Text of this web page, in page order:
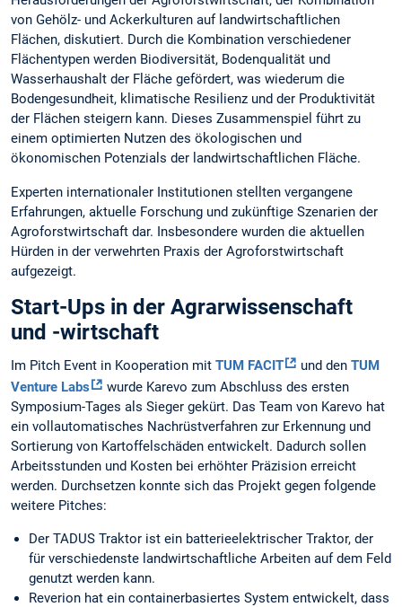
von Gehölz- und Ackerkulturen auf landwirtschaftlichen
Flächen, diskutiert. Durch die Kombination verschiedener
Flächentypen werden Biodiversität, Bodenqualität und
Wasserhaushalt der Fläche gefördert, was wiederum die
Bodengesundheit, klimatische Resilienz und der Produktivität
der Flächen steigern kann. Dieses Zusammenspiel führt zu
einem optimierten Nutzen des ökologischen und
ökonomischen Potenzials der landwirtschaftlichen Fläche.
Experten internationaler Institutionen stellten vergangene
Erfahrungen, aktuelle Forschung und zukünftige Szenarien der
Agroforstwirtschaft dar. Insbesondere wurden die aktuellen
Hürden in der verwehrten Praxis der Agroforstwirtschaft
aufgezeigt.
Start-Ups in der Agrarwissenschaft
und -wirtschaft
Im Pitch Event in Kooperation mit TUM FACIT und den TUM
Venture Labs
wurde Karevo zum Abschluss des ersten
Symposium-Tages als Sieger gekürt. Das Team von Karevo hat
ein vollautomatisches Nachrüstverfahren zur Erkennung und
Sortierung von Kartoffelschäden entwickelt. Dadurch sollen
Arbeitsstunden und Kosten bei erhöhter Präzision erreicht
werden. Durchsetzen konnte sich das Projekt gegen folgende
weitere Pitches:
Der TADUS Traktor ist ein batterieelektrischer Traktor, der
für verschiedenste landwirtschaftliche Arbeiten auf dem Feld
genutzt werden kann.
Reverion hat ein containerbasiertes System entwickelt, dass